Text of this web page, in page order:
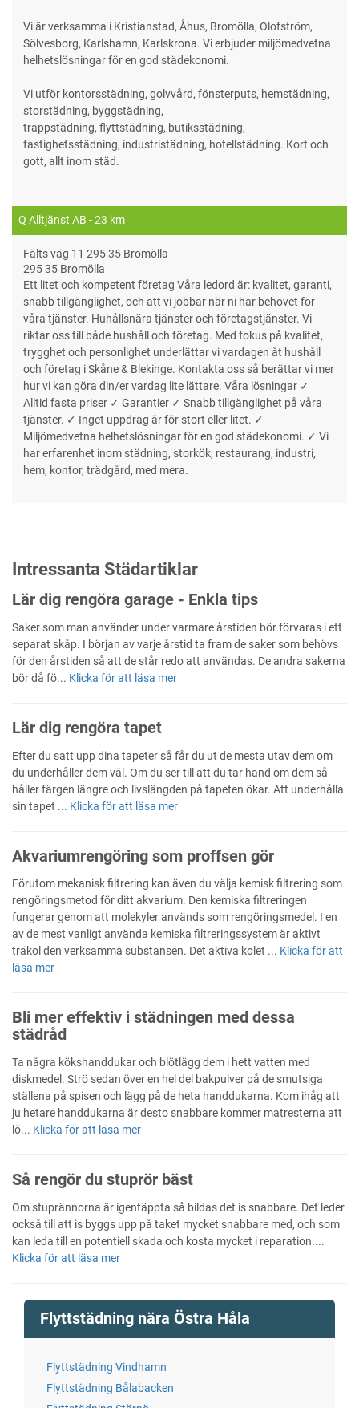
Vi är verksamma i Kristianstad, Åhus, Bromölla, Olofström,
Sölvesborg, Karlshamn, Karlskrona. Vi erbjuder miljömedvetna
helhetslösningar för en god städekonomi.
Vi utför kontorsstädning, golvvård, fönsterputs, hemstädning,
storstädning, byggstädning,
trappstädning, flyttstädning, butiksstädning,
fastighetsstädning, industristädning, hotellstädning. Kort och
gott, allt inom städ.
Q Alltjänst AB - 23 km
Fälts väg 11 295 35 Bromölla
295 35 Bromölla
Ett litet och kompetent företag Våra ledord är: kvalitet, garanti,
snabb tillgänglighet, och att vi jobbar när ni har behovet för
våra tjänster. Huhållsnära tjänster och företagstjänster. Vi
riktar oss till både hushåll och företag. Med fokus på kvalitet,
trygghet och personlighet underlättar vi vardagen åt hushåll
och företag i Skåne & Blekinge. Kontakta oss så berättar vi mer
hur vi kan göra din/er vardag lite lättare. Våra lösningar ✓
Alltid fasta priser ✓ Garantier ✓ Snabb tillgänglighet på våra
tjänster. ✓ Inget uppdrag är för stort eller litet. ✓
Miljömedvetna helhetslösningar för en god städekonomi. ✓ Vi
har erfarenhet inom städning, storkök, restaurang, industri,
hem, kontor, trädgård, med mera.
Intressanta Städartiklar
Lär dig rengöra garage - Enkla tips
Saker som man använder under varmare årstiden bör förvaras i ett
separat skåp. I början av varje årstid ta fram de saker som behövs
för den årstiden så att de står redo att användas. De andra sakerna
bör då fö... Klicka för att läsa mer
Lär dig rengöra tapet
Efter du satt upp dina tapeter så får du ut de mesta utav dem om
du underhåller dem väl. Om du ser till att du tar hand om dem så
håller färgen längre och livslängden på tapeten ökar. Att underhålla
sin tapet ... Klicka för att läsa mer
Akvariumrengöring som proffsen gör
Förutom mekanisk filtrering kan även du välja kemisk filtrering som
rengöringsmetod för ditt akvarium. Den kemiska filtreringen
fungerar genom att molekyler används som rengöringsmedel. I en
av de mest vanligt använda kemiska filtreringssystem är aktivt
träkol den verksamma substansen. Det aktiva kolet ... Klicka för att
läsa mer
Bli mer effektiv i städningen med dessa
städråd
Ta några kökshanddukar och blötlägg dem i hett vatten med
diskmedel. Strö sedan över en hel del bakpulver på de smutsiga
ställena på spisen och lägg på de heta handdukarna. Kom ihåg att
ju hetare handdukarna är desto snabbare kommer matresterna att
lö... Klicka för att läsa mer
Så rengör du stuprör bäst
Om stuprännorna är igentäppta så bildas det is snabbare. Det leder
också till att is byggs upp på taket mycket snabbare med, och som
kan leda till en potentiell skada och kosta mycket i reparation....
Klicka för att läsa mer
Flyttstädning nära Östra Håla
Flyttstädning Vindhamn
Flyttstädning Bålabacken